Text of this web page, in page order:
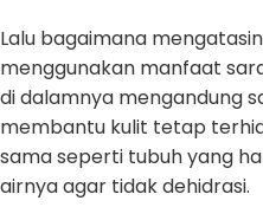
Lalu bagaimana
menggunakan manfaat
di dalamnya mengandung
membantu kulit tetap
sama seperti tubuh yang
airnya agar tidak dehidrasi.